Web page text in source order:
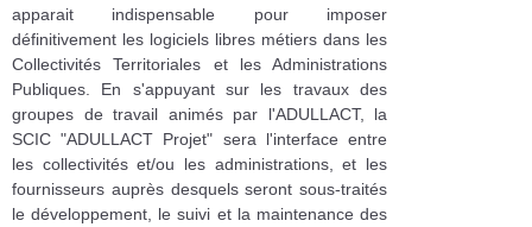
apparait indispensable pour imposer
définitivement les logiciels libres métiers dans les
Collectivités Territoriales et les Administrations
Publiques. En s'appuyant sur les travaux des
groupes de travail animés par l'ADULLACT, la
SCIC "ADULLACT Projet" sera l'interface entre
les collectivités et/ou les administrations, et les
fournisseurs auprès desquels seront sous-traités
le développement, le suivi et la maintenance des